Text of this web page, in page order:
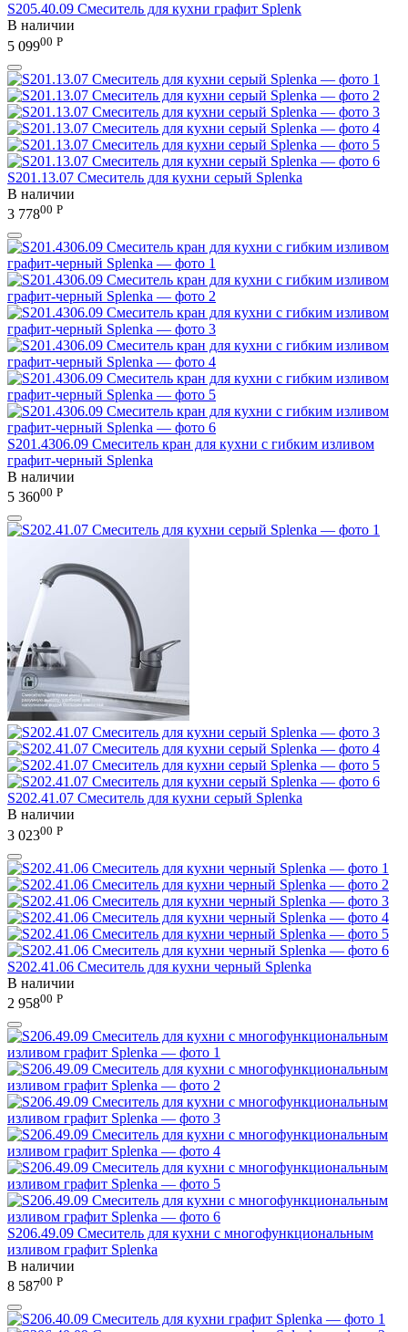
S205.40.09 Смеситель для кухни графит Splenk
В наличии
5 09900 Р
S201.13.07 Смеситель для кухни серый Splenka
В наличии
3 77800 Р
S201.4306.09 Смеситель кран для кухни с гибким изливом
графит-черный Splenka
В наличии
5 36000 Р
S202.41.07 Смеситель для кухни серый Splenka
В наличии
3 02300 Р
S202.41.06 Смеситель для кухни черный Splenka
В наличии
2 95800 Р
S206.49.09 Смеситель для кухни с многофункциональным
изливом графит Splenka
В наличии
8 58700 Р